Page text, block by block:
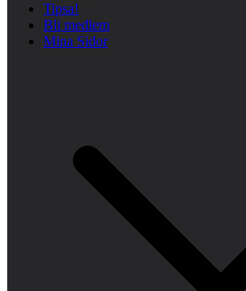
Tipsa!
Bli medlem
Mina Sidor